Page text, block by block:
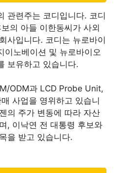
관련주는 코디입니다. 코디
의 아들 이한동씨가 사외
사입니다. 코디는 뉴로바이
이노베이션 및 뉴로바이오
보유하고 있습니다.
ODM과 LCD Probe Unit,
사업을 영위하고 있습니
의 주가 변동에 따라 자산
, 이낙연 전 대통령 후보와
을 받고 있습니다.